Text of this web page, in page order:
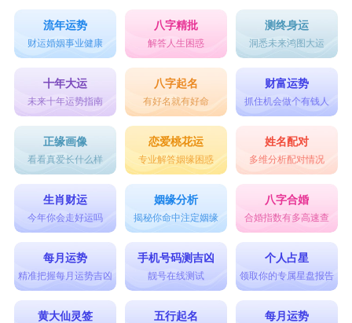
流年运势
财运婚姻事业健康
八字精批
解答人生困惑
测终身运
洞悉未来鸿图大运
十年大运
未来十年运势指南
八字起名
有好名就有好命
财富运势
抓住机会做个有钱人
正缘画像
看看真爱长什么样
恋爱桃花运
专业解答姻缘困惑
姓名配对
多维分析配对情况
生肖财运
今年你会走好运吗
姻缘分析
揭秘你命中注定姻缘
八字合婚
合婚指数有多高速查
每月运势
精准把握每月运势吉凶
手机号码测吉凶
靓号在线测试
个人占星
领取你的专属星盘报告
黄大仙灵签 五行起名 每月运势